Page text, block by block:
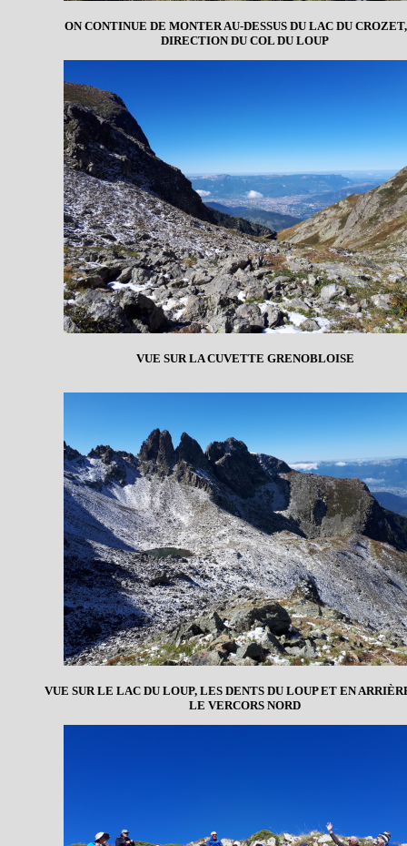
ON CONTINUE DE MONTER AU-DESSUS DU LAC DU
DIRECTION DU COL DU LOUP
VUE SUR LA CUVETTE GRENOBLOISE
VUE SUR LE LAC DU LOUP, LES DENTS DU LOUP ET EN
LE VERCORS NORD